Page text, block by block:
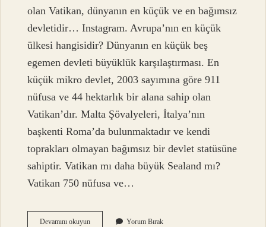
olan Vatikan, dünyanın en küçük ve en bağımsız
devletidir… Instagram. Avrupa’nın en küçük
ülkesi hangisidir? Dünyanın en küçük beş
egemen devleti büyüklük karşılaştırması. En
küçük mikro devlet, 2003 sayımına göre 911
nüfusa ve 44 hektarlık bir alana sahip olan
Vatikan’dır. Malta Şövalyeleri, İtalya’nın
başkenti Roma’da bulunmaktadır ve kendi
toprakları olmayan bağımsız bir devlet statüsüne
sahiptir. Vatikan mı daha büyük Sealand mı?
Vatikan 750 nüfusa ve…
Devamını okuyunVatikan
Yorum Bırak